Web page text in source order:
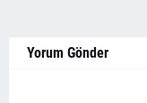
Yorum Gönder